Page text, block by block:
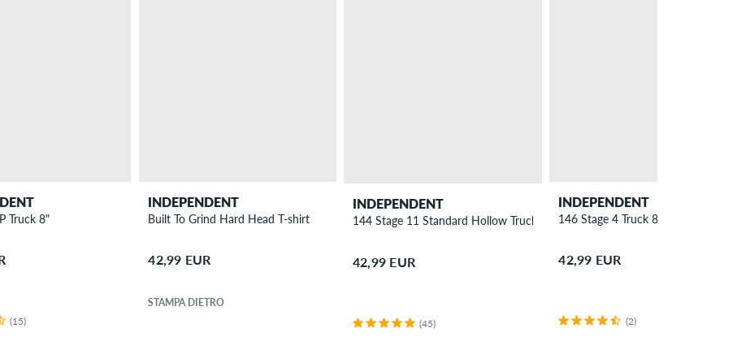
Truck 8"
(15)
INDEPENDENT
Built To Grind Hard Head T-shirt
42,99 EUR
STAMPA DIETRO
INDEPENDENT
144 Stage 11 Standard Hollow Truck 8.25"
42,99 EUR
(45)
INDEPENDENT
146 Stage 4 Truck 8.375"
42,99 EUR
(2)